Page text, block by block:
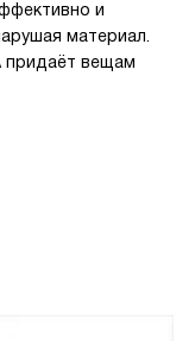
и
материал.
придаёт вещам